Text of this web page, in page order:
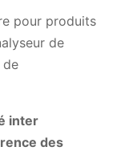
inter
des